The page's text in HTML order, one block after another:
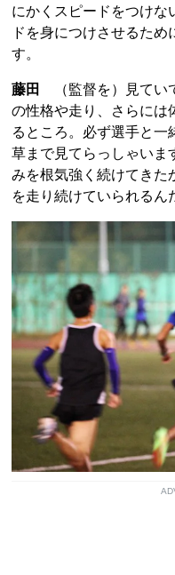
にかくスピードをつけな
ドを身につけさせるため
す。
藤田
（監督を）見てい
の性格や走り、さらには
るところ。必ず選手と一
草まで見てらっしゃいま
みを根気強く続けてきた
を走り続けていられるん